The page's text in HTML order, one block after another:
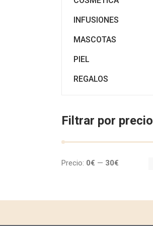
INFUSIONES
MASCOTAS
PIEL
REGALOS
Filtrar por precio
Precio: 0€ — 30€